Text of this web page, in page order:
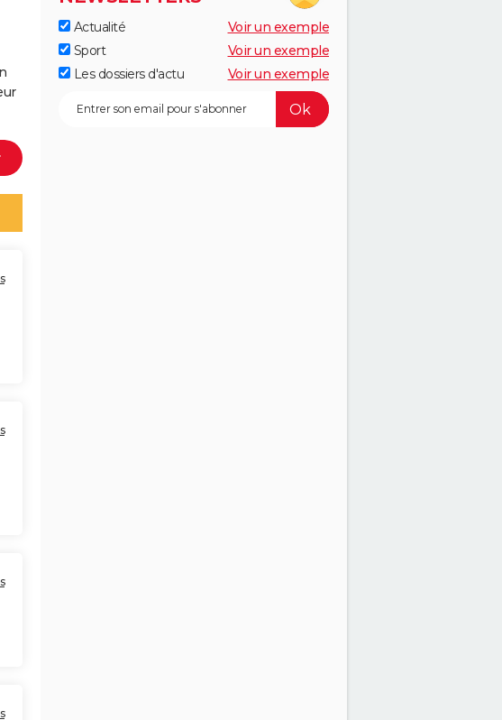
Actualité
Voir un exemple
Sport
Voir un exemple
Les dossiers d'actu
Voir un exemple